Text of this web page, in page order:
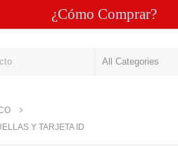
¿Cómo Comprar?
Y TARJETA ID